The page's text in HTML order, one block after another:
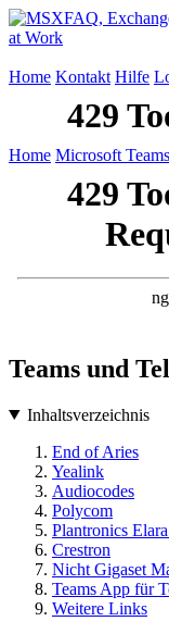
Home Kontakt Hilfe
Home Microsoft Teams
Teams und
Inhaltsverzeichnis
End of Aries
Yealink
Audiocodes
Polycom
Plantronics
Crestron
Nicht Gigaset
Teams App für
Weitere Links